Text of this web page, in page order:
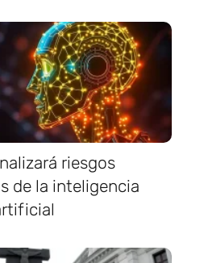
riesgos
de la inteligencia